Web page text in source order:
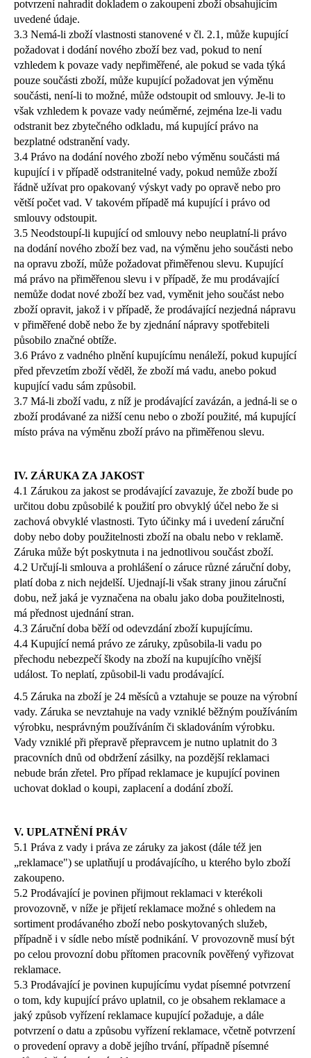
potvrzení nahradit dokladem o zakoupení zboží obsahujícím
uvedené údaje.
3.3 Nemá-li zboží vlastnosti stanovené v čl. 2.1, může kupující
požadovat i dodání nového zboží bez vad, pokud to není
vzhledem k povaze vady nepřiměřené, ale pokud se vada týká
pouze součásti zboží, může kupující požadovat jen výměnu
součásti, není-li to možné, může odstoupit od smlouvy. Je-li to
však vzhledem k povaze vady neúměrné, zejména lze-li vadu
odstranit bez zbytečného odkladu, má kupující právo na
bezplatné odstranění vady.
3.4 Právo na dodání nového zboží nebo výměnu součásti má
kupující i v případě odstranitelné vady, pokud nemůže zboží
řádně užívat pro opakovaný výskyt vady po opravě nebo pro
větší počet vad. V takovém případě má kupující i právo od
smlouvy odstoupit.
3.5 Neodstoupí-li kupující od smlouvy nebo neuplatní-li právo
na dodání nového zboží bez vad, na výměnu jeho součásti nebo
na opravu zboží, může požadovat přiměřenou slevu. Kupující
má právo na přiměřenou slevu i v případě, že mu prodávající
nemůže dodat nové zboží bez vad, vyměnit jeho součást nebo
zboží opravit, jakož i v případě, že prodávající nezjedná nápravu
v přiměřené době nebo že by zjednání nápravy spotřebiteli
působilo značné obtíže.
3.6 Právo z vadného plnění kupujícímu nenáleží, pokud kupující
před převzetím zboží věděl, že zboží má vadu, anebo pokud
kupující vadu sám způsobil.
3.7 Má-li zboží vadu, z níž je prodávající zavázán, a jedná-li se o
zboží prodávané za nižší cenu nebo o zboží použité, má kupující
místo práva na výměnu zboží právo na přiměřenou slevu.
IV. ZÁRUKA ZA JAKOST
4.1 Zárukou za jakost se prodávající zavazuje, že zboží bude po
určitou dobu způsobilé k použití pro obvyklý účel nebo že si
zachová obvyklé vlastnosti. Tyto účinky má i uvedení záruční
doby nebo doby použitelnosti zboží na obalu nebo v reklamě.
Záruka může být poskytnuta i na jednotlivou součást zboží.
4.2 Určují-li smlouva a prohlášení o záruce různé záruční doby,
platí doba z nich nejdelší. Ujednají-li však strany jinou záruční
dobu, než jaká je vyznačena na obalu jako doba použitelnosti,
má přednost ujednání stran.
4.3 Záruční doba běží od odevzdání zboží kupujícímu.
4.4 Kupující nemá právo ze záruky, způsobila-li vadu po
přechodu nebezpečí škody na zboží na kupujícího vnější
událost. To neplatí, způsobil-li vadu prodávající.
4.5 Záruka na zboží je 24 měsíců a vztahuje se pouze na výrobní
vady. Záruka se nevztahuje na vady vzniklé běžným používáním
výrobku, nesprávným používáním či skladováním výrobku.
Vady vzniklé při přepravě přepravcem je nutno uplatnit do 3
pracovních dnů od obdržení zásilky, na pozdější reklamaci
nebude brán zřetel. Pro případ reklamace je kupující povinen
uchovat doklad o koupi, zaplacení a dodání zboží.
V. UPLATNĚNÍ PRÁV
5.1 Práva z vady i práva ze záruky za jakost (dále též jen
„reklamace") se uplatňují u prodávajícího, u kterého bylo zboží
zakoupeno.
5.2 Prodávající je povinen přijmout reklamaci v kterékoli
provozovně, v níže je přijetí reklamace možné s ohledem na
sortiment prodávaného zboží nebo poskytovaných služeb,
případně i v sídle nebo místě podnikání. V provozovně musí být
po celou provozní dobu přítomen pracovník pověřený vyřizovat
reklamace.
5.3 Prodávající je povinen kupujícímu vydat písemné potvrzení
o tom, kdy kupující právo uplatnil, co je obsahem reklamace a
jaký způsob vyřízení reklamace kupující požaduje, a dále
potvrzení o datu a způsobu vyřízení reklamace, včetně potvrzení
o provedení opravy a době jejího trvání, případně písemné